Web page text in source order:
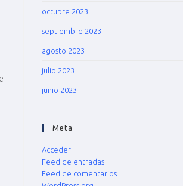
octubre 2023
septiembre 2023
agosto 2023
julio 2023
junio 2023
Meta
Acceder
Feed de entradas
Feed de comentarios